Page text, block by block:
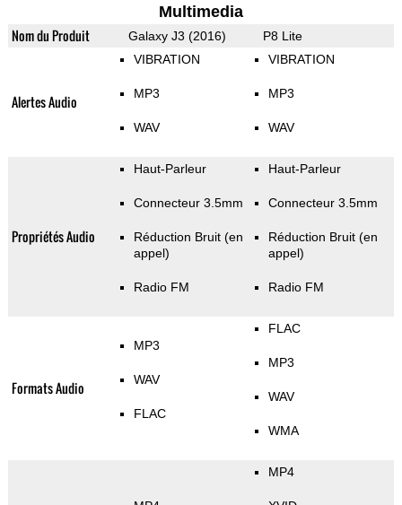
Multimedia
Nom du Produit Galaxy J3 (2016) P8 Lite
Alertes Audio
VIBRATION
MP3
WAV
VIBRATION
MP3
WAV
Propriétés Audio
Haut-Parleur
Connecteur 3.5mm
Réduction Bruit (en
appel)
Radio FM
Haut-Parleur
Connecteur 3.5mm
Réduction Bruit (en
appel)
Radio FM
Formats Audio
MP3
WAV
FLAC
FLAC
MP3
WAV
WMA
MP4